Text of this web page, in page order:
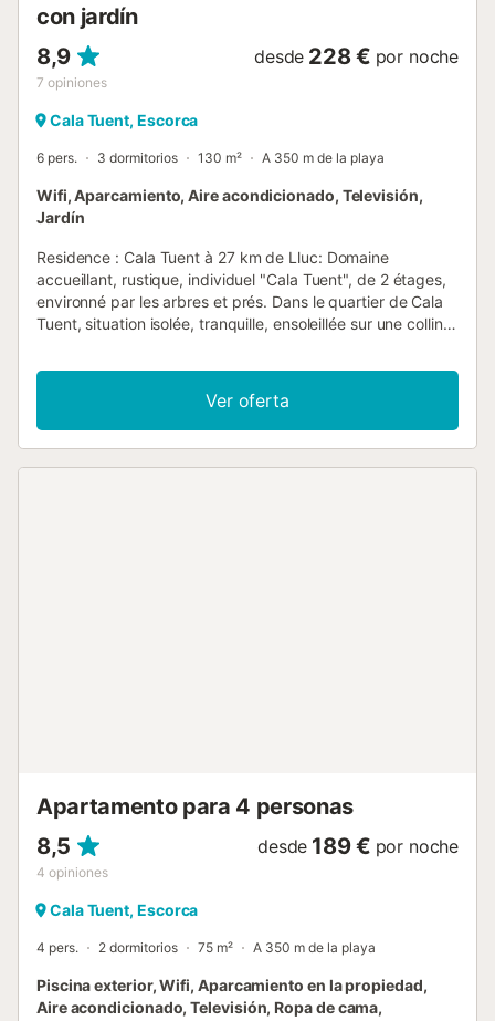
con jardín
8,9
7 opiniones
desde 228 € por noche
Cala Tuent, Escorca
6 pers. 3 dormitorios 130 m² A 350 m de la playa
Wifi, Aparcamiento, Aire acondicionado, Televisión,
Jardín
Residence : Cala Tuent à 27 km de Lluc: Domaine
accueillant, rustique, individuel "Cala Tuent", de 2 étages,
environné par les arbres et prés. Dans le quartier de Cala
Tuent, situation isolée, tranquille, ensoleillée sur une colline,
l'état naturel (clôturé), jardin naturel (clôturé). Jardinet,
pergola, meubles de jardin, barbecue. Infrastructures de la
Maison: accès internet, Connexion WIFI, air-conditionné,
blanchisserie, lave-linge, sèche-linge. Accès en voiture par
Ver oferta
Apartamento para 4 personas
8,5
4 opiniones
desde 189 € por noche
Cala Tuent, Escorca
4 pers. 2 dormitorios 75 m² A 350 m de la playa
Piscina exterior, Wifi, Aparcamiento en la propiedad,
Aire acondicionado, Televisión, Ropa de cama,